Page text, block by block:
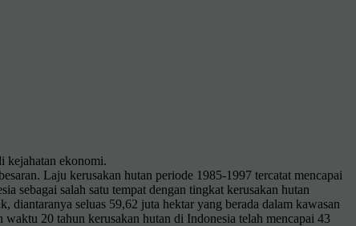
kejahatan ekonomi.
Laju kerusakan hutan periode 1985-1997 tercatat mencapai
sebagai salah satu tempat dengan tingkat kerusakan hutan
diantaranya seluas 59,62 juta hektar yang berada dalam kawasan
20 tahun kerusakan hutan di Indonesia telah mencapai 43